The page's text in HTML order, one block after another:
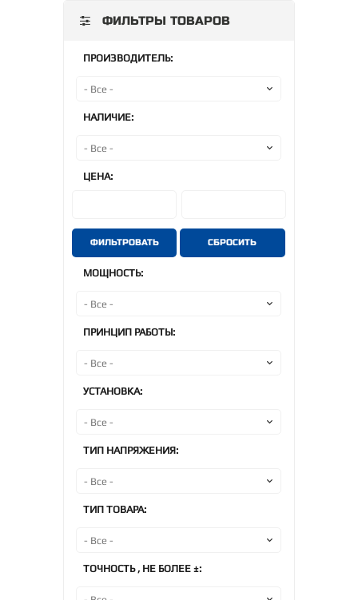
ФИЛЬТРЫ ТОВАРОВ
ПРОИЗВОДИТЕЛЬ:
НАЛИЧИЕ:
ЦЕНА:
ФИЛЬТРОВАТЬ СБРОСИТЬ
МОЩНОСТЬ:
ПРИНЦИП РАБОТЫ:
УСТАНОВКА:
ТИП НАПРЯЖЕНИЯ:
ТИП ТОВАРА:
ТОЧНОСТЬ , НЕ БОЛЕЕ ±: